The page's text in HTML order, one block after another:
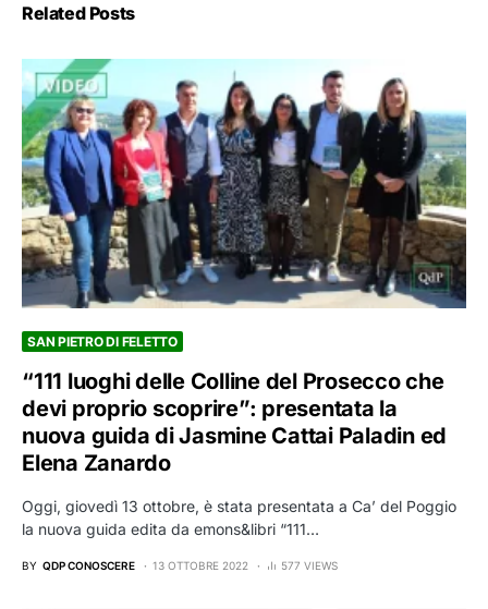
Related Posts
SAN PIETRO DI FELETTO
“111 luoghi delle Colline del Prosecco che
devi proprio scoprire”: presentata la
nuova guida di Jasmine Cattai Paladin ed
Elena Zanardo
Oggi, giovedì 13 ottobre, è stata presentata a Ca’ del Poggio
la nuova guida edita da emons&libri “111…
BY QDP CONOSCERE 13 OTTOBRE 2022 577 VIEWS